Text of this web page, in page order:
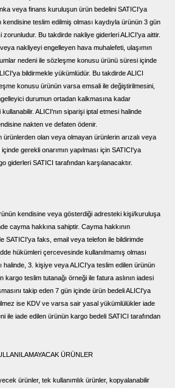
veya finans kuruluşun ürün bedelini SATICI'ya
kendisine teslim edilmiş olması kaydıyla ürünün 3 gün
zorunludur. Bu takdirde nakliye giderleri ALICI'ya aittir.
nakliyeyi engelleyen hava muhalefeti, ulaşımın
nedeni ile sözleşme konusu ürünü süresi içinde
bildirmekle yükümlüdür. Bu takdirde ALICI
konusu ürünün varsa emsali ile değiştirilmesini,
durumun ortadan kalkmasına kadar
ALICI'nın siparişi iptal etmesi halinde
nakten ve defaten ödenir.
ürünlerden olan veya olmayan ürünlerin arızalı veya
gerekli onarımın yapılması için SATICI'ya
giderleri SATICI tarafından karşılanacaktır.
kendisine veya gösterdiği adresteki kişi/kuruluşa
cayma hakkına sahiptir. Cayma hakkının
SATICI'ya faks, email veya telefon ile bildirimde
hükümleri çercevesinde kullanılmamış olması
halinde, 3. kişiye veya ALICI'ya teslim edilen ürünün
kargo teslim tutanağı örneği ile fatura aslının iadesi
takip eden 7 gün içinde ürün bedeli ALICI'ya
ise KDV ve varsa sair yasal yükümlülükler iade
ile iade edilen ürünün kargo bedeli SATICI tarafından
ÜRÜNLER
ürünler, tek kullanımlık ürünler, kopyalanabilir